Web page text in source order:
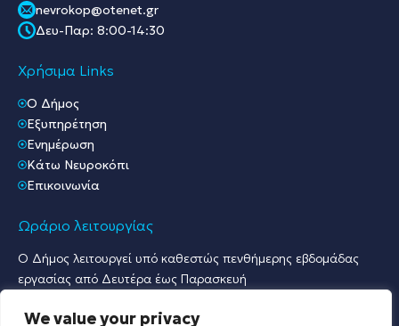
We value your privacy
nevrokop@otenet.gr
Δευ-Παρ: 8:00-14:30
Χρήσιμα Links
O Δήμος
Εξυπηρέτηση
Ενημέρωση
Κάτω Νευροκόπι
Επικοινωνία
Ωράριο λειτουργίας
Ο Δήμος λειτουργεί υπό καθεστώς πενθήμερης εβδομάδας
εργασίας από Δευτέρα έως Παρασκευή
Γραφείο Πρωτοκόλλου & Γραφεία Υποδοχής Πολιτών: